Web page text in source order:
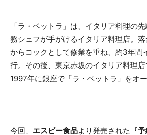
「ラ・ベットラ」は、イタリア料理の
務シェフが手がけるイタリア料理店。
からコックとして修業を重ね、約3年間
行。その後、東京赤坂のイタリア料理店
1997年に銀座で「ラ・ベットラ」をオー
今回、 エスビー食品より発売された 『